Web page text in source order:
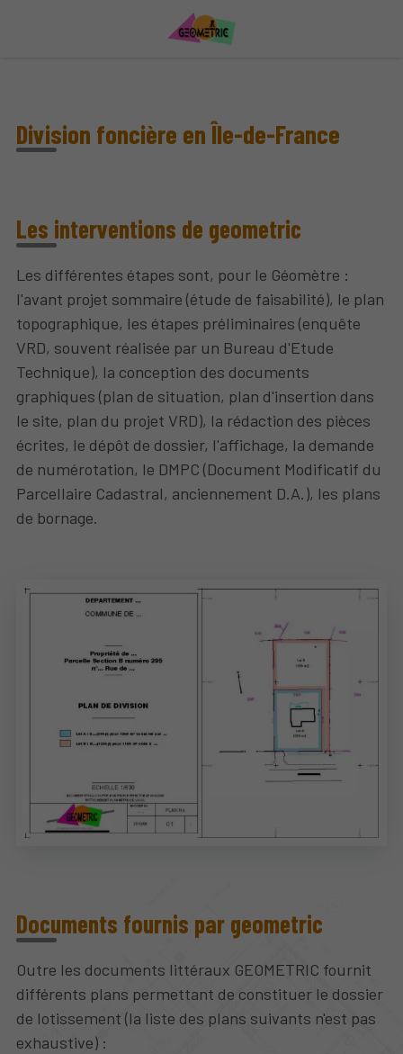
Division foncière en Île-de-France
Les interventions de geometric
Les différentes étapes sont, pour le Géomètre :
l'avant projet sommaire (étude de faisabilité), le plan
topographique, les étapes préliminaires (enquête
VRD, souvent réalisée par un Bureau d'Etude
Technique), la conception des documents
graphiques (plan de situation, plan d'insertion dans
le site, plan du projet VRD), la rédaction des pièces
écrites, le dépôt de dossier, l'affichage, la demande
de numérotation, le DMPC (Document Modificatif du
Parcellaire Cadastral, anciennement D.A.), les plans
de bornage.
Documents fournis par geometric
Outre les documents littéraux GEOMETRIC fournit
différents plans permettant de constituer le dossier
de lotissement (la liste des plans suivants n'est pas
exhaustive) :